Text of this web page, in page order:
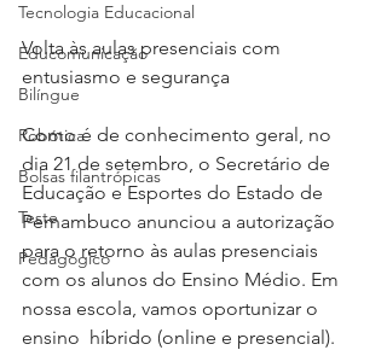
Tecnologia Educacional
Educomunicação
Bilíngue
Robótica
Bolsas filantrópicas
Teste
Pedagógico
Volta às aulas presenciais com
entusiasmo e segurança
Como é de conhecimento geral, no
dia 21 de setembro, o Secretário de
Educação e Esportes do Estado de
Pernambuco anunciou a autorização
para o retorno às aulas presenciais
com os alunos do Ensino Médio. Em
nossa escola, vamos oportunizar o
ensino  híbrido (online e presencial).